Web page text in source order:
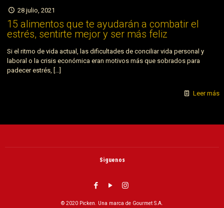
28 julio, 2021
15 alimentos que te ayudarán a combatir el
estrés, sentirte mejor y ser más feliz
Si el ritmo de vida actual, las dificultades de conciliar vida personal y
laboral o la crisis económica eran motivos más que sobrados para
padecer estrés, […]
Leer más
Siguenos
© 2020 Picken. Una marca de Gourmet S.A.